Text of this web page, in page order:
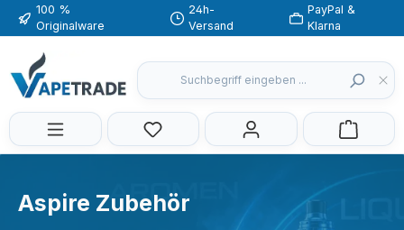
Zum Hauptinhalt springen
100 %
Originalware
24h-
Versand
PayPal &
Klarna
Du hast 0 Produkte auf dem
Aspire Zubehör